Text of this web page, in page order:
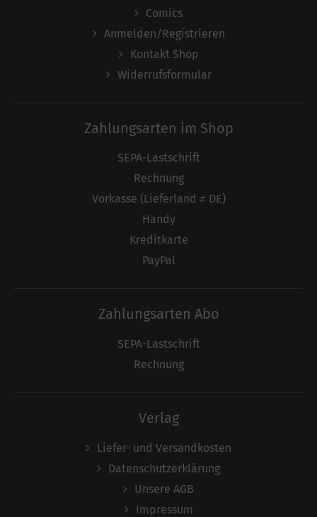
Comics
Anmelden/Registrieren
Kontakt Shop
Widerrufsformular
Zahlungsarten im Shop
SEPA-Lastschrift
Rechnung
Vorkasse (Lieferland ≠ DE)
Handy
Kreditkarte
PayPal
Zahlungsarten Abo
SEPA-Lastschrift
Rechnung
Verlag
Liefer- und Versandkosten
Datenschutzerklärung
Unsere AGB
Impressum